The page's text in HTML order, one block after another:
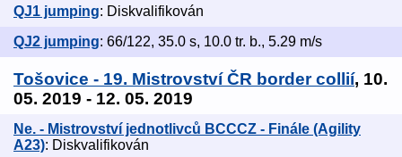
QJ1 jumping: Diskvalifikován
QJ2 jumping: 66/122, 35.0 s, 10.0 tr. b., 5.29 m/s
Tošovice - 19. Mistrovství ČR border collií, 10.
05. 2019 - 12. 05. 2019
Ne. - Mistrovství jednotlivců BCCCZ - Finále (Agility
A23): Diskvalifikován